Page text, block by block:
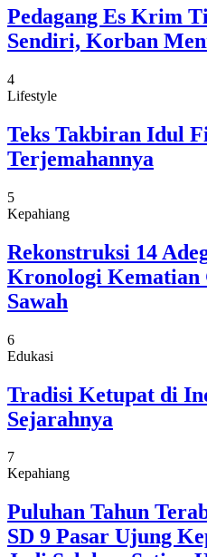
Pedagang Es Krim
Sendiri, Korban
4
Lifestyle
Teks Takbiran Idul
Terjemahannya
5
Kepahiang
Rekonstruksi 14
Kronologi
Sawah
6
Edukasi
Tradisi Ketupat di
Sejarahnya
7
Kepahiang
Puluhan Tahun
SD 9 Pasar Ujung